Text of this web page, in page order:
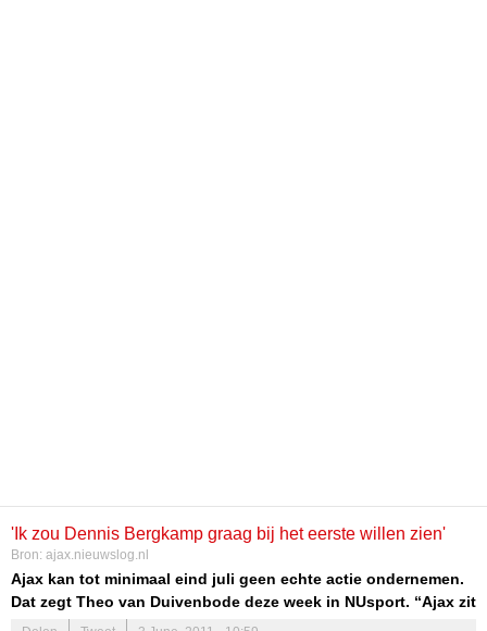
'Ik zou Dennis Bergkamp graag bij het eerste willen zien'
Bron: ajax.nieuwslog.nl
Ajax kan tot minimaal eind juli geen echte actie ondernemen.
Dat zegt Theo van Duivenbode deze week in NUsport. “Ajax zit
in een vacuüm.”